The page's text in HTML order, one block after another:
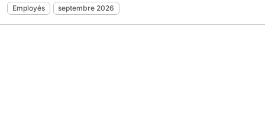
Employés septembre 2026